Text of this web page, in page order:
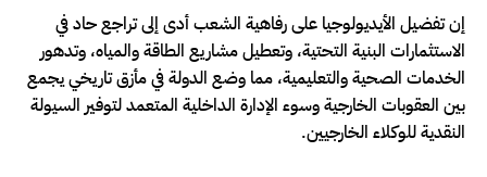
إن تفضيل الأيديولوجيا على رفاهية الشعب أدى إلى تراجع حاد في
الاستثمارات البنية التحتية، وتعطيل مشاريع الطاقة والمياه، وتدهور
الخدمات الصحية والتعليمية، مما وضع الدولة في مأزق تاريخي يجمع
بين العقوبات الخارجية وسوء الإدارة الداخلية المتعمد لتوفير السيولة
النقدية للوكلاء الخارجيين.